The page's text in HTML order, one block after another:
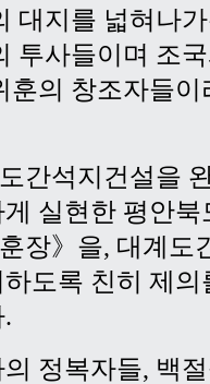
대지를 넓혀나
투사들이며 조
훈의 창조자들
간석지건설을
실현한 평안
장》을, 대계도
도록 친히 제
정복자들, 백